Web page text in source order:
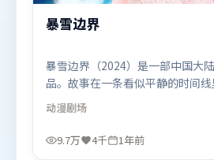
暴雪边界
暴雪边界（2024）是一部中国大
品。故事在一条看似平静的时间
物被迫直面过去与现在的撕裂。摄
出强烈地域气质，增强沉浸感。由
京、全智贤、谭卓，奥卡菲娜等联
动漫剧场
9.7万 4千 1年前